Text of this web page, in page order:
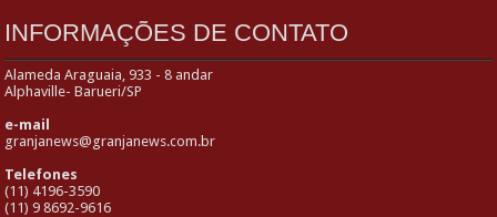
INFORMAÇÕES DE CONTATO
Alameda Araguaia, 933 - 8 andar
Alphaville- Barueri/SP
e-mail
granjanews@granjanews.com.br
Telefones
(11) 4196-3590
(11) 9 8692-9616